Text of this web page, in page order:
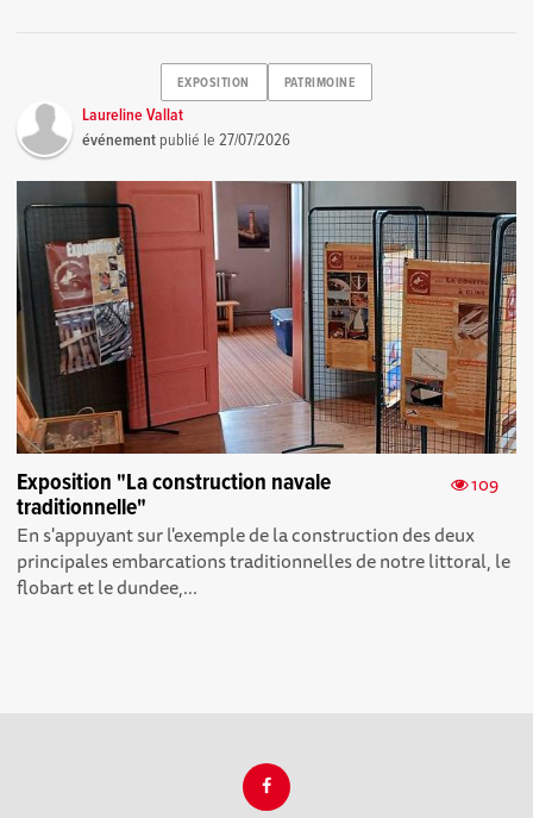
EXPOSITION PATRIMOINE
Laureline Vallat
événement publié le27/07/2026
109
Exposition "La construction navale
traditionnelle"
En s'appuyant sur l'exemple de la construction des deux
principales embarcations traditionnelles de notre littoral, le
flobart et le dundee,...